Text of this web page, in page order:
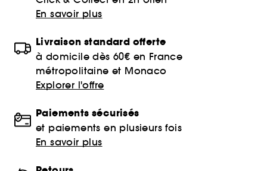
En savoir plus
Livraison standard offerte
à domicile dès 60€ en France
métropolitaine et Monaco
Explorer l'offre
Paiements sécurisés
et paiements en plusieurs fois
En savoir plus